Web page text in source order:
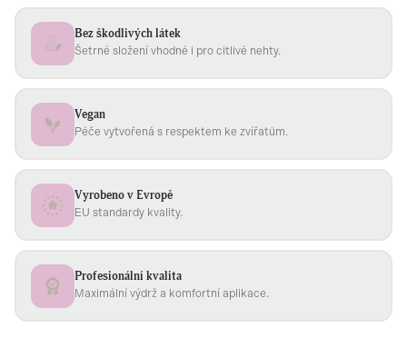
Bez škodlivých látek
Šetrné složení vhodné i pro citlivé nehty.
Vegan
Péče vytvořená s respektem ke zvířatům.
Vyrobeno v Evropě
EU standardy kvality.
Profesionální kvalita
Maximální výdrž a komfortní aplikace.